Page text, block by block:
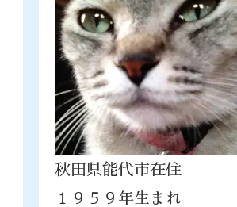
秋田県能代市在住
１９５９年生まれ